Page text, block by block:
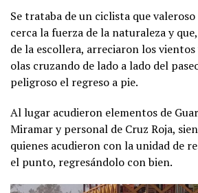
Se trataba de un ciclista que
cerca la fuerza de la naturaleza y
de la escollera, arreciaron los
olas cruzando de lado a lado del
peligroso el regreso a pie.
Al lugar acudieron elementos de
Miramar y personal de Cruz Roja,
quienes acudieron con la unidad de
el punto, regresándolo con bien.